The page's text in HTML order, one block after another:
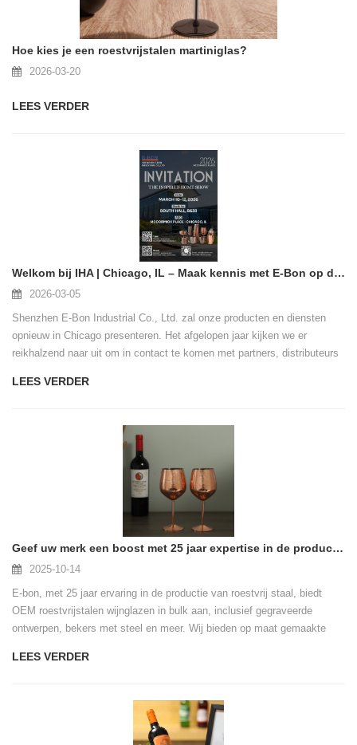
Hoe kies je een roestvrijstalen martiniglas?
2026-03-20
LEES VERDER
Welkom bij IHA | Chicago, IL – Maak kennis met E-Bon op de show
2026-03-05
Shenzhen E-Bon Industrial Co., Ltd. zal onze producten en diensten
opnieuw in Chicago presenteren. Het afgelopen jaar kijken we er
reikhalzend naar uit om in contact te komen met partners, distributeurs
LEES VERDER
Geef uw merk een boost met 25 jaar expertise in de productie van roestvrijstalen wijnglas
2025-10-14
E-bon, met 25 jaar ervaring in de productie van roestvrij staal, biedt
OEM roestvrijstalen wijnglazen in bulk aan, inclusief gegraveerde
ontwerpen, bekers met steel en meer. Wij bieden op maat gemaakte
internationale bedrijven. Ontdek onze collectie duurzame,
klantervaring naar een hoger niveau te tillen.
LEES VERDER